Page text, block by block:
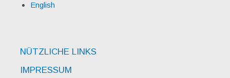
English
NÜTZLICHE LINKS
IMPRESSUM